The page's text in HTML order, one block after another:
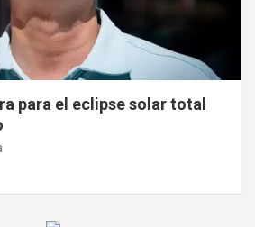
«caza de civiles» con drones